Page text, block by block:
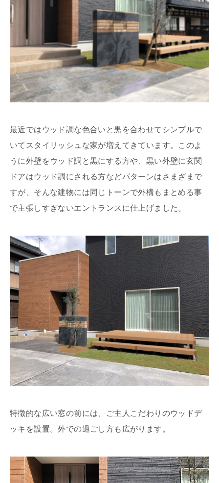
最近ではウッド調な色合いと黒を合わせてシンプルで
いてスタイリッシュな家が増えてきています。このよ
うに外壁をウッド調と黒にする方や、黒い外壁に玄関
ドアはウッド調にされる方などパターンはさまざまで
すが、そんな建物には同じトーンで外構もまとめる事
で主張しすぎないエントランスに仕上げました。
特徴的な広い窓の前には、ご主人こだわりのウッドデ
ッキを設置。外での過ごし方も広がります。